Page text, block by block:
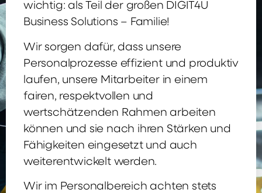
wichtig: als Teil der großen DIGIT4U
Business Solutions – Familie!
Wir sorgen dafür, dass unsere
Personalprozesse effizient und produktiv
laufen, unsere Mitarbeiter in einem
fairen, respektvollen und
wertschätzenden Rahmen arbeiten
können und sie nach ihren Stärken und
Fähigkeiten eingesetzt und auch
weiterentwickelt werden.
Wir im Personalbereich achten stets